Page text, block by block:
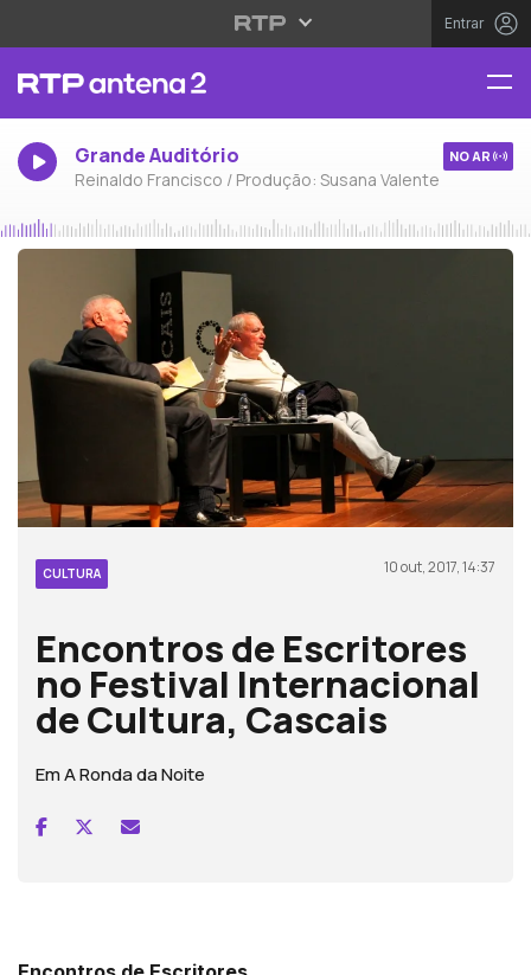
Entrar
Grande Auditório
Reinaldo Francisco / Produção: Susana Valente
NO AR
CULTURA 10 out, 2017, 14:37
Encontros de Escritores
no Festival Internacional
de Cultura, Cascais
Em A Ronda da Noite